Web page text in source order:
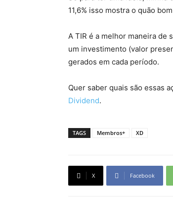
11,6% isso mostra o quão
A TIR é a melhor maneira de
um investimento (valor
gerados em cada período.
Quer saber quais são essas
Dividend.
TAGS Membros+ XD
X Facebook